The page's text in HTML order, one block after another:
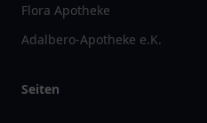
Flora Apotheke
Adalbero-Apotheke e.K.
Seiten